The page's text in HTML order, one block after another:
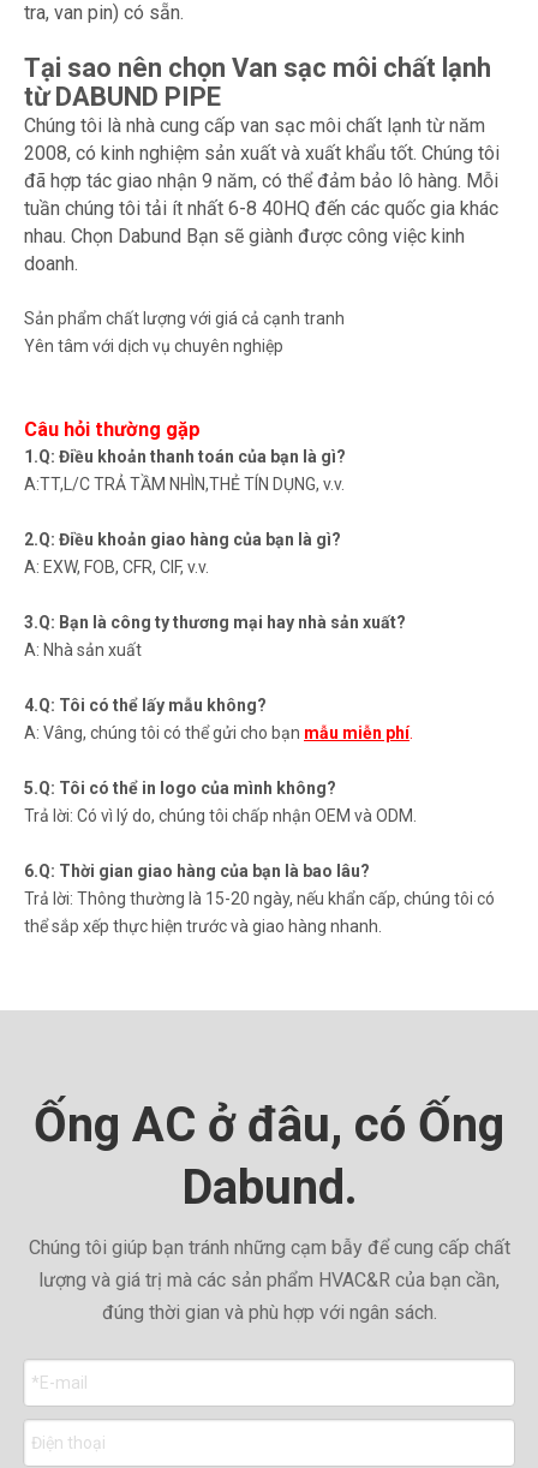
tra, van pin) có sẵn.
Tại sao nên chọn Van sạc môi chất lạnh
từ DABUND PIPE
Chúng tôi là nhà cung cấp van sạc môi chất lạnh từ năm
2008, có kinh nghiệm sản xuất và xuất khẩu tốt. Chúng tôi
đã hợp tác giao nhận 9 năm, có thể đảm bảo lô hàng. Mỗi
tuần chúng tôi tải ít nhất 6-8 40HQ đến các quốc gia khác
nhau. Chọn Dabund Bạn sẽ giành được công việc kinh
doanh.
Sản phẩm chất lượng với giá cả cạnh tranh
Yên tâm với dịch vụ chuyên nghiệp
Câu hỏi thường gặp
1.Q: Điều khoản thanh toán của bạn là gì?
A:TT,L/C TRẢ TẦM NHÌN,THẺ TÍN DỤNG, v.v.
2.Q: Điều khoản giao hàng của bạn là gì?
A: EXW, FOB, CFR, CIF, v.v.
3.Q: Bạn là công ty thương mại hay nhà sản xuất?
A: Nhà sản xuất
4.Q: Tôi có thể lấy mẫu không?
A: Vâng, chúng tôi có thể gửi cho bạn mẫu miễn phí.
5.Q: Tôi có thể in logo của mình không?
Trả lời: Có vì lý do, chúng tôi chấp nhận OEM và ODM.
6.Q: Thời gian giao hàng của bạn là bao lâu?
Trả lời: Thông thường là 15-20 ngày, nếu khẩn cấp, chúng tôi có
thể sắp xếp thực hiện trước và giao hàng nhanh.
Ống AC ở đâu, có Ống
Dabund.
Chúng tôi giúp bạn tránh những cạm bẫy để cung cấp chất
lượng và giá trị mà các sản phẩm HVAC&R của bạn cần,
đúng thời gian và phù hợp với ngân sách.